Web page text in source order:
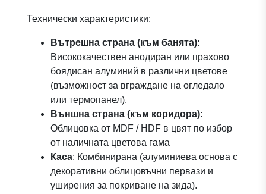
Технически характеристики:
Вътрешна страна (към банята):
Висококачествен анодиран или прахово
боядисан алуминий в различни цветове
(възможност за вграждане на огледало
или термопанел).
Външна страна (към коридора):
Облицовка от MDF / HDF в цвят по избор
от наличната цветова гама
Каса: Комбинирана (алуминиева основа с
декоративни облицовъчни первази и
уширения за покриване на зида).